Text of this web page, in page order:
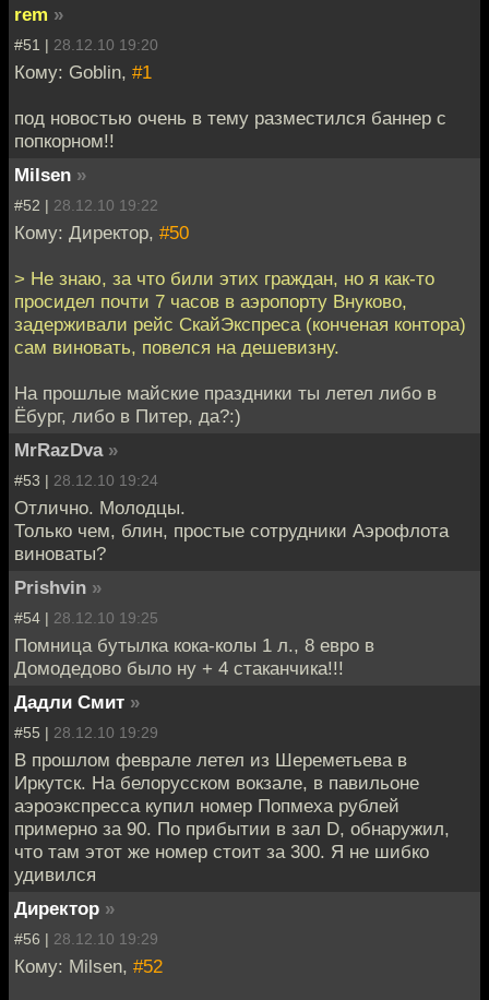
rem »
#51 | 28.12.10 19:20
Кому: Goblin, #1
под новостью очень в тему разместился баннер с
попкорном!!
Milsen »
#52 | 28.12.10 19:22
Кому: Директор, #50
> Не знаю, за что били этих граждан, но я как-то
просидел почти 7 часов в аэропорту Внуково,
задерживали рейс СкайЭкспреса (конченая контора)
сам виновать, повелся на дешевизну.
На прошлые майские праздники ты летел либо в
Ёбург, либо в Питер, да?:)
MrRazDva »
#53 | 28.12.10 19:24
Отлично. Молодцы.
Только чем, блин, простые сотрудники Аэрофлота
виноваты?
Prishvin »
#54 | 28.12.10 19:25
Помница бутылка кока-колы 1 л., 8 евро в
Домодедово было ну + 4 стаканчика!!!
Дадли Смит »
#55 | 28.12.10 19:29
В прошлом феврале летел из Шереметьева в
Иркутск. На белорусском вокзале, в павильоне
аэроэкспресса купил номер Попмеха рублей
примерно за 90. По прибытии в зал D, обнаружил,
что там этот же номер стоит за 300. Я не шибко
удивился
Директор »
#56 | 28.12.10 19:29
Кому: Milsen, #52